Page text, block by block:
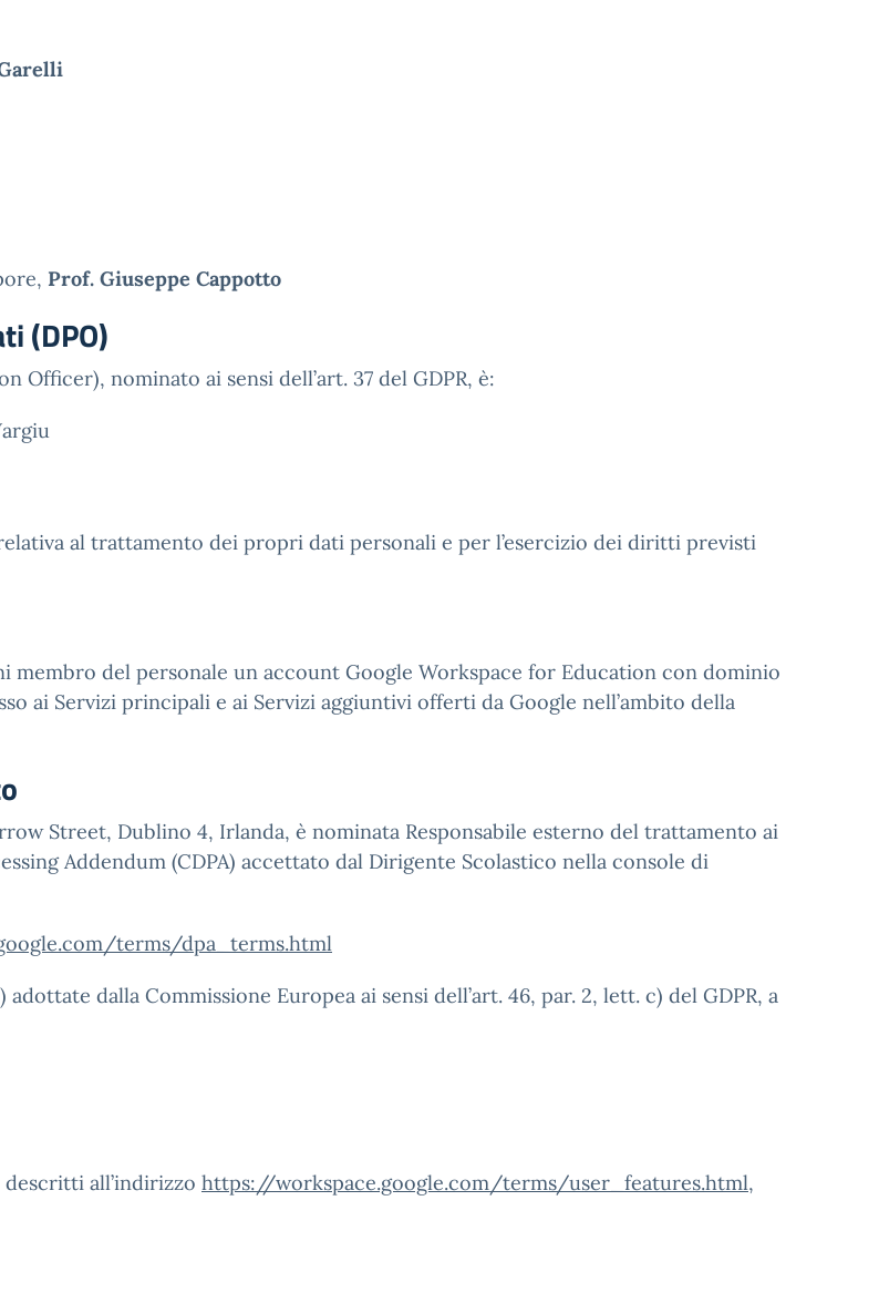
Prof. Giuseppe Cappotto
(DPO)
Officer), nominato ai sensi dell’art. 37 del GDPR, è:
al trattamento dei propri dati personali e per l’esercizio dei diritti previsti
membro del personale un account Google Workspace for Education con dominio
ai Servizi principali e ai Servizi aggiuntivi offerti da Google nell’ambito della
Street, Dublino 4, Irlanda, è nominata Responsabile esterno del trattamento ai
Addendum (CDPA) accettato dal Dirigente Scolastico nella console di
terms/dpa_terms.html
dalla Commissione Europea ai sensi dell’art. 46, par. 2, lett. c) del GDPR, a
all’indirizzo https://workspace.google.com/terms/user_features.html,